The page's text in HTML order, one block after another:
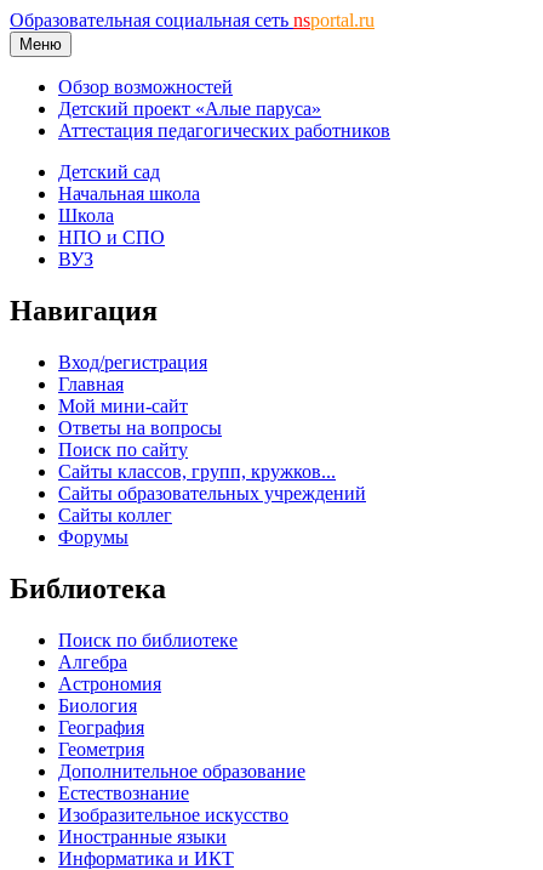
Образовательная социальная сеть nsportal.ru
Меню
Обзор возможностей
Детский проект «Алые паруса»
Аттестация педагогических работников
Детский сад
Начальная школа
Школа
НПО и СПО
ВУЗ
Навигация
Вход/регистрация
Главная
Мой мини-сайт
Ответы на вопросы
Поиск по сайту
Сайты классов, групп, кружков...
Сайты образовательных учреждений
Сайты коллег
Форумы
Библиотека
Поиск по библиотеке
Алгебра
Астрономия
Биология
География
Геометрия
Дополнительное образование
Естествознание
Изобразительное искусство
Иностранные языки
Информатика и ИКТ